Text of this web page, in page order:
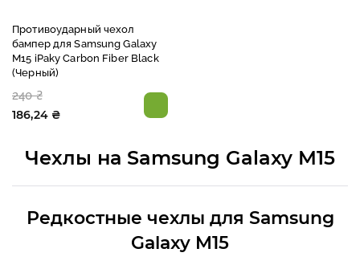
Противоударный чехол
бампер для Samsung Galaxy
M15 iPaky Carbon Fiber Black
(Черный)
240 ₴
186,24 ₴
Чехлы на Samsung Galaxy M15
Редкостные чехлы для Samsung
Galaxy M15